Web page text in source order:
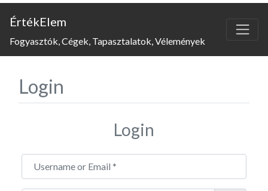
ÉrtékElem
Fogyasztók, Cégek, Tapasztalatok, Vélemények
Login
Login
Username or Email